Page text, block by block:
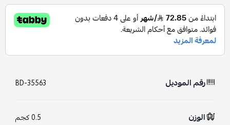
رقم الموديل BD-35563
الوزن 0.5 كجم